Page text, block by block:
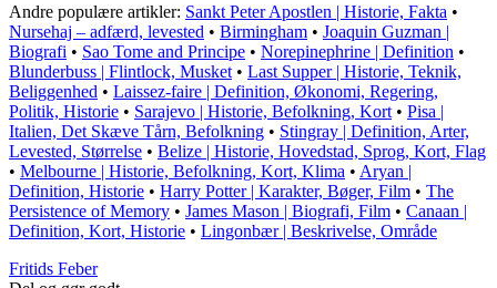
Andre populære artikler: Sankt Peter Apostlen | Historie, Fakta •
Nursehaj – adfærd, levested • Birmingham • Joaquin Guzman |
Biografi • Sao Tome and Principe • Norepinephrine | Definition •
Blunderbuss | Flintlock, Musket • Last Supper | Historie, Teknik,
Beliggenhed • Laissez-faire | Definition, Økonomi, Regering,
Politik, Historie • Sarajevo | Historie, Befolkning, Kort • Pisa |
Italien, Det Skæve Tårn, Befolkning • Stingray | Definition, Arter,
Levested, Størrelse • Belize | Historie, Hovedstad, Sprog, Kort, Flag
• Melbourne | Historie, Befolkning, Kort, Klima • Aryan |
Definition, Historie • Harry Potter | Karakter, Bøger, Film • The
Persistence of Memory • James Mason | Biografi, Film • Canaan |
Definition, Kort, Historie • Lingonbær | Beskrivelse, Område
Fritids Feber